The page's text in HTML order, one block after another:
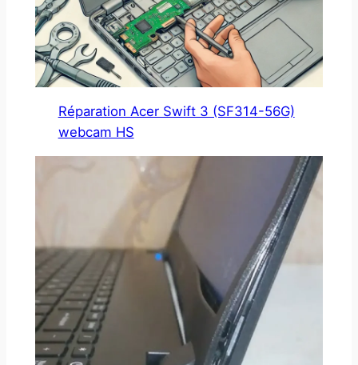
Réparation Acer Swift 3 (SF314-56G)
webcam HS